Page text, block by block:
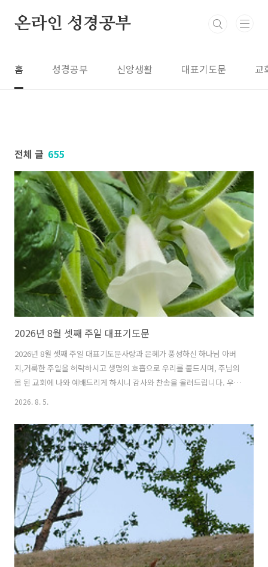
온라인 성경공부
홈 성경공부 신앙생활 대표기도문 교
전체 글 655
2026년 8월 셋째 주일 대표기도문
2026년 8월 셋째 주일 대표기도문사랑과 은혜가 풍성하신 하나님 아버
지,거룩한 주일을 허락하시고 생명의 호흡으로 우리를 붙드시며, 주님의
몸 된 교회에 나와 예배드리게 하시니 감사와 찬송을 올려드립니다. 우리
의 삶을 한순간도 놓지 않으시고 선하신 뜻 가운데 인도하시는 하나님의
나아가고 있습니다. 변함없이 운행되는 해와 달, 때를 따라 불어오는 바
람을 보며 창조주 하나님의 질서와 섭리를 다시 한번 묵상하게 하시니 감
사합니다. 계절은 바뀌어도 변하지 않으시는 하나님께서 오늘도 우리의
반석과 피난처가 되어 주심을 믿습니다.하나님 아버지, 이 시간 먼저 우
리의 죄를 고백합니다. 세상 속에서 살아가며 믿음보다 현실을 더 크게
바라보았고, 감사보다..
2026. 8. 5.